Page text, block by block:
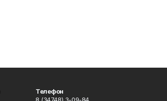
Телефон
8 (34748) 3-09-84